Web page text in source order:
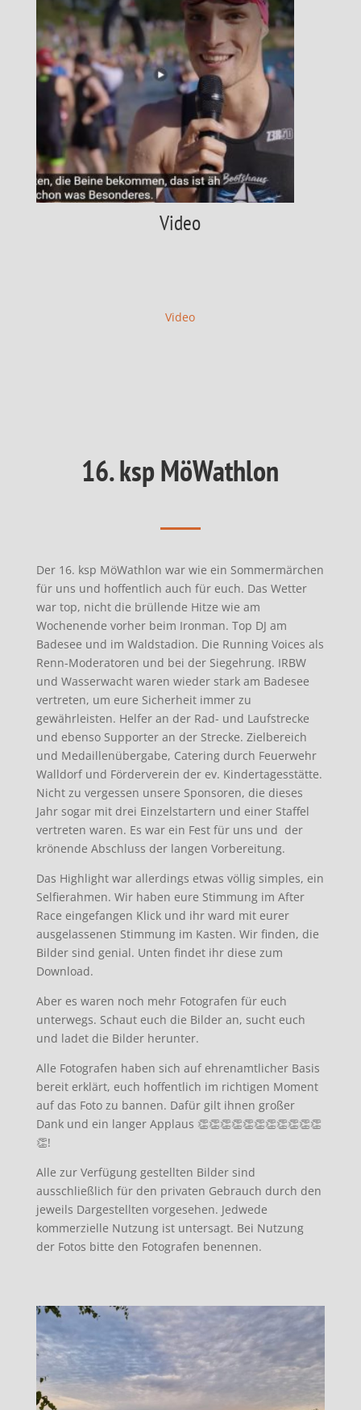
Video
Video
16. ksp MöWathlon
Der 16. ksp MöWathlon war wie ein Sommermärchen
für uns und hoffentlich auch für euch. Das Wetter
war top, nicht die brüllende Hitze wie am
Wochenende vorher beim Ironman. Top DJ am
Badesee und im Waldstadion. Die Running Voices als
Renn-Moderatoren und bei der Siegehrung. IRBW
und Wasserwacht waren wieder stark am Badesee
vertreten, um eure Sicherheit immer zu
gewährleisten. Helfer an der Rad- und Laufstrecke
und ebenso Supporter an der Strecke. Zielbereich
und Medaillenübergabe, Catering durch Feuerwehr
Walldorf und Förderverein der ev. Kindertagesstätte.
Nicht zu vergessen unsere Sponsoren, die dieses
Jahr sogar mit drei Einzelstartern und einer Staffel
vertreten waren. Es war ein Fest für uns und der
krönende Abschluss der langen Vorbereitung.
Das Highlight war allerdings etwas völlig simples, ein
Selfierahmen. Wir haben eure Stimmung im After
Race eingefangen Klick und ihr ward mit eurer
ausgelassenen Stimmung im Kasten. Wir finden, die
Bilder sind genial. Unten findet ihr diese zum
Download.
Aber es waren noch mehr Fotografen für euch
unterwegs. Schaut euch die Bilder an, sucht euch
und ladet die Bilder herunter.
Alle Fotografen haben sich auf ehrenamtlicher Basis
bereit erklärt, euch hoffentlich im richtigen Moment
auf das Foto zu bannen. Dafür gilt ihnen großer
Dank und ein langer Applaus 👏👏👏👏👏👏👏👏👏👏👏
👏!
Alle zur Verfügung gestellten Bilder sind
ausschließlich für den privaten Gebrauch durch den
jeweils Dargestellten vorgesehen. Jedwede
kommerzielle Nutzung ist untersagt. Bei Nutzung
der Fotos bitte den Fotografen benennen.